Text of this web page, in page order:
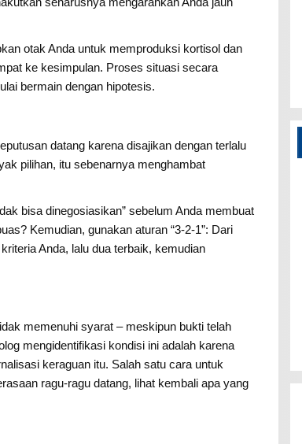
otak Anda untuk memproduksi kortisol dan
ke kesimpulan. Proses situasi secara
bermain dengan hipotesis.
datang karena disajikan dengan terlalu
pilihan, itu sebenarnya menghambat
bisa dinegosiasikan” sebelum Anda membuat
Kemudian, gunakan aturan “3-2-1”: Dari
Anda, lalu dua terbaik, kemudian
memenuhi syarat – meskipun bukti telah
mengidentifikasi kondisi ini adalah karena
keraguan itu. Salah satu cara untuk
ragu-ragu datang, lihat kembali apa yang